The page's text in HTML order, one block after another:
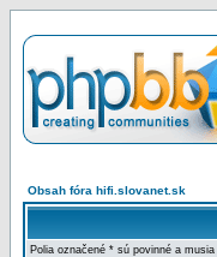
Obsah fóra hifi.slovanet.sk
Polia označené * sú povinné a